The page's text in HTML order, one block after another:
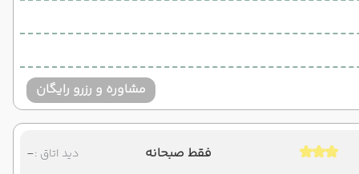
مشاوره و رزرو رایگان
فقط صبحانه
دید اتاق :-